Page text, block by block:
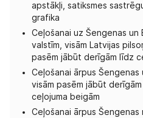
apstākļi, satiksmes
grafika
Ceļošanai uz Šengenas un
valstīm, visām Latvijas
pasēm jābūt derīgām līdz
Ceļošanai ārpus Šengenas
visām pasēm jābūt
ceļojuma beigām
Ceļošanai ārpus Šengenas